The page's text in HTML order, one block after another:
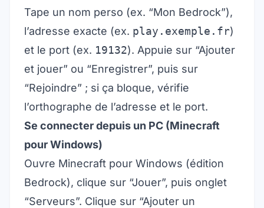
Tape un nom perso (ex. “Mon Bedrock”),
l’adresse exacte (ex. play.exemple.fr)
et le port (ex. 19132). Appuie sur “Ajouter
et jouer” ou “Enregistrer”, puis sur
“Rejoindre” ; si ça bloque, vérifie
l’orthographe de l’adresse et le port.
Se connecter depuis un PC (Minecraft
pour Windows)
Ouvre Minecraft pour Windows (édition
Bedrock), clique sur “Jouer”, puis onglet
“Serveurs”. Clique sur “Ajouter un